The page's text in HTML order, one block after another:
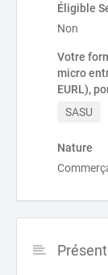
Éligible
Non
Votre
micro
EURL),
SASU
Nature